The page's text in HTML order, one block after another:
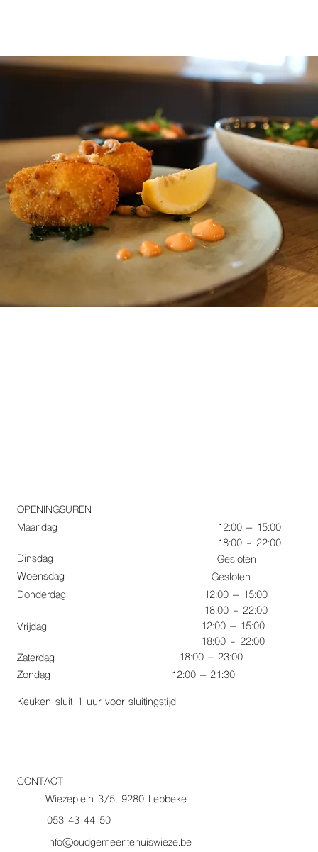
OPENINGSUREN
Maandag
12:00 – 15:00
18:00 - 22:00
Dinsdag
Gesloten
Woensdag
Gesloten
Donderdag
12:00 – 15:00
18:00 - 22:00
Vrijdag
12:00 – 15:00
18:00 - 22:00
Zaterdag
18:00 – 23:00
Zondag
12:00 – 21:30
Keuken sluit 1 uur voor sluitingstijd
CONTACT
Wiezeplein 3/5, 9280 Lebbeke
053 43 44 50
info@oudgemeentehuiswieze.be